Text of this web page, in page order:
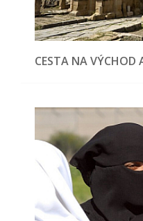
CESTA NA VÝCHOD